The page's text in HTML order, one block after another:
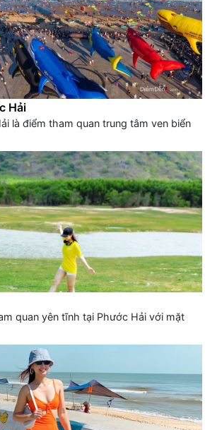
Hải
là điểm tham quan trung tâm ven biển
quan yên tĩnh tại Phước Hải với mặt